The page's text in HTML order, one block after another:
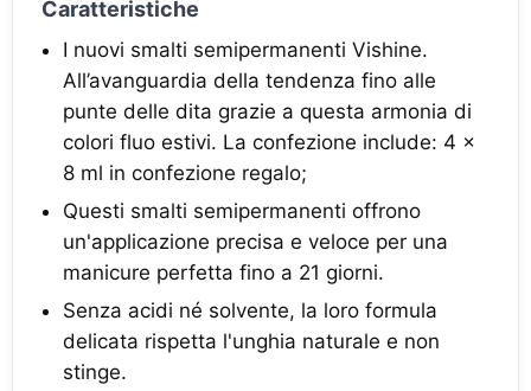
Caratteristiche
I nuovi smalti semipermanenti Vishine.
All’avanguardia della tendenza fino alle
punte delle dita grazie a questa armonia di
colori fluo estivi. La confezione include: 4 x
8 ml in confezione regalo;
Questi smalti semipermanenti offrono
un'applicazione precisa e veloce per una
manicure perfetta fino a 21 giorni.
Senza acidi né solvente, la loro formula
delicata rispetta l'unghia naturale e non
stinge.